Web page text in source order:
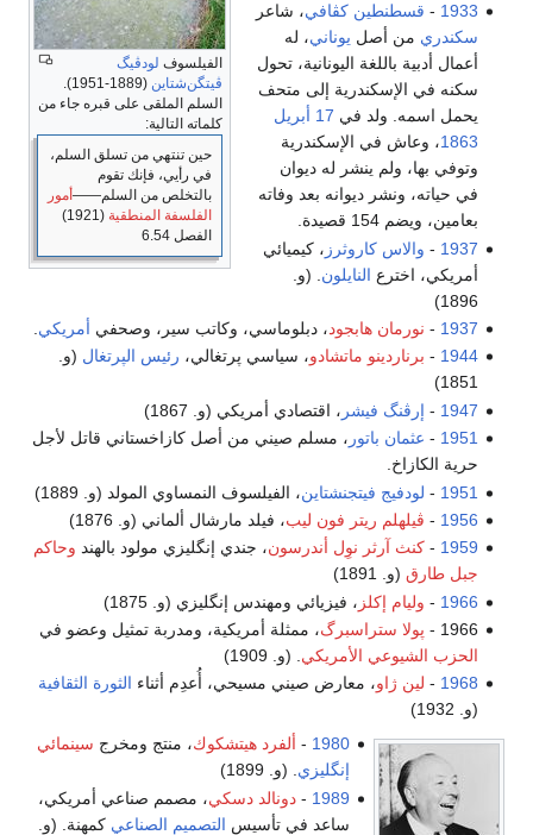
الفيلسوف لودڤيگ
ڤيتگن‌شتاين
(1889-1951).
السلم الملقى على قبره جاء من
كلماته التالية:
حين تنتهي من تسلق السلم،
في رأيي، فإنك تقوم
بالتخلص من السلم――أمور
الفلسفة المنطقية
(1921)
كڤافي ، شاعر
يوناني، له
اليونانية، تحول
إلى متحف
ولد في17 أبريل
في الإسكندرية
ينشر له ديوان
ديوانه بعد وفاته
كاروثرز، كيميائي
النايلون . (و.
هابجود، دبلوماسي، وكاتب سير، وصحفيأمريكي.
ماتشادو، سياسي پرتغالي،رئيس الپرتغال(و.
فيشر، اقتصادي أمريكي (و. 1867)
باتور
، مسلم صيني من أصل كازاخستاني قاتل لأجل
فيتجنشتاين ، الفيلسوف النمساوي المولد (و. 1889)
ريتر فون ليب، فيلد مارشال ألماني (و. 1876)
نوِل أندرسون، جندي إنگليزي مولود بالهندوحاكم
، فيزيائي ومهندس إنگليزي (و. 1875)
ستراسبرگ، ممثلة أمريكية، ومدربة تمثيل وعضو في
الأمريكي. (و. 1909)
، معارض صيني مسيحي، أُعدِم أثناء الثورة الثقافية
1980
-ألفرد هيتشكوك، منتج ومخرجسينمائي
إنگليزي
. (و. 1899)
1989
-دونالد دسكي، مصمم صناعي أمريكي،
ساعد في تأسيس
التصميم الصناعيكمهنة. (و.